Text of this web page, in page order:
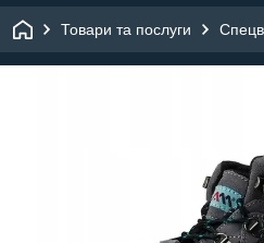
Товари та послуги